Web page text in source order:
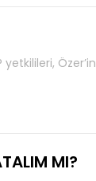
Özer’in
MI?